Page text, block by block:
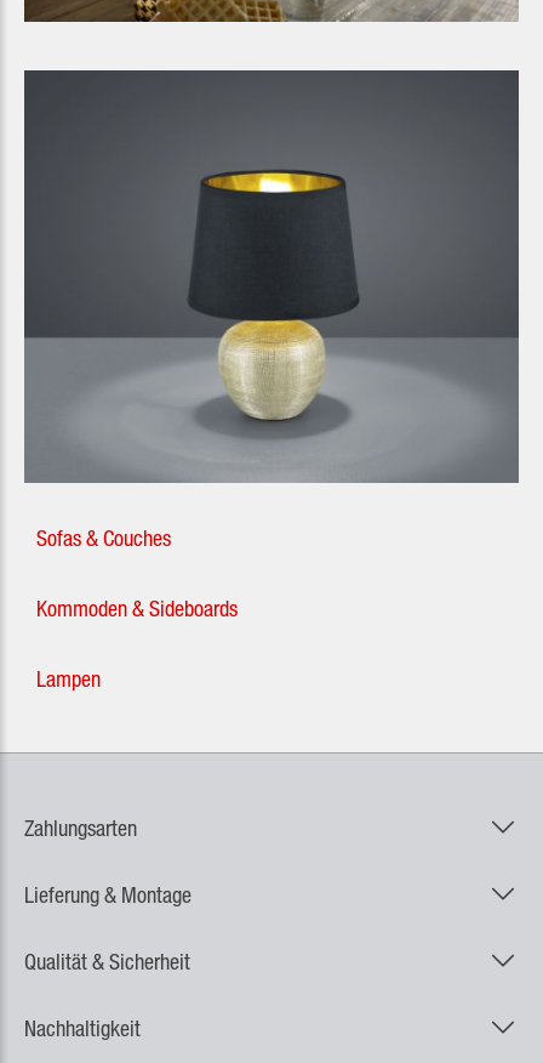
Sofas & Couches
Kommoden & Sideboards
Lampen
Zahlungsarten
Lieferung & Montage
Qualität & Sicherheit
Nachhaltigkeit